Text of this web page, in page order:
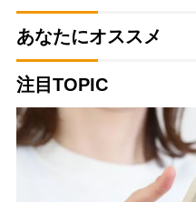
あなたにオススメ
注目TOPIC